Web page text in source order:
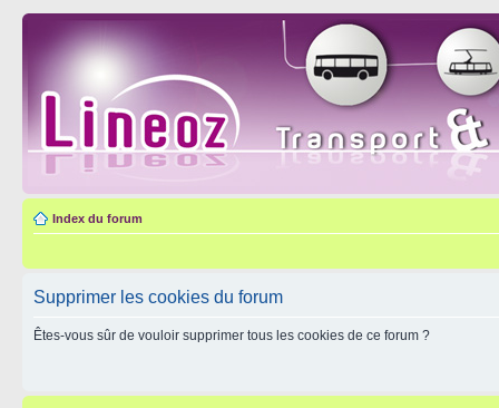
Index du forum
Supprimer les cookies du forum
Êtes-vous sûr de vouloir supprimer tous les cookies de ce forum ?